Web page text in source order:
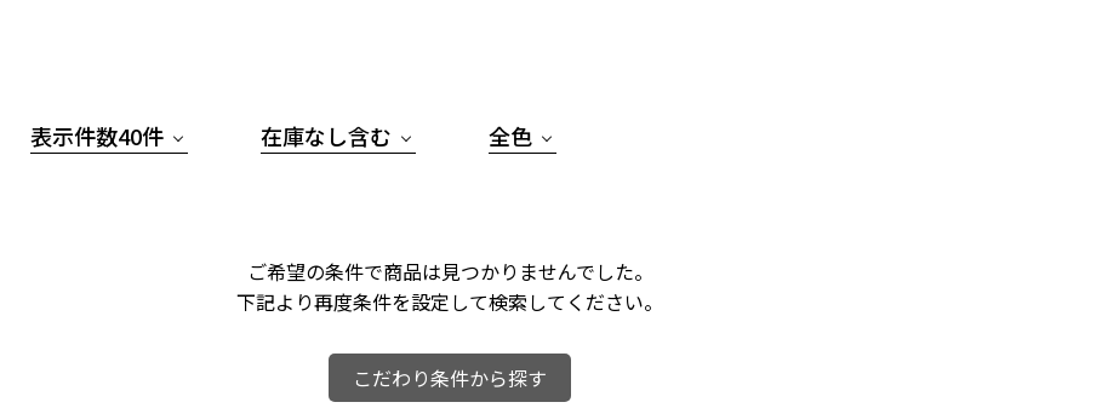
表示件数40件 在庫なし含む 全色
ご希望の条件で商品は見つかりませんでした。
下記より再度条件を設定して検索してください。
こだわり条件から探す